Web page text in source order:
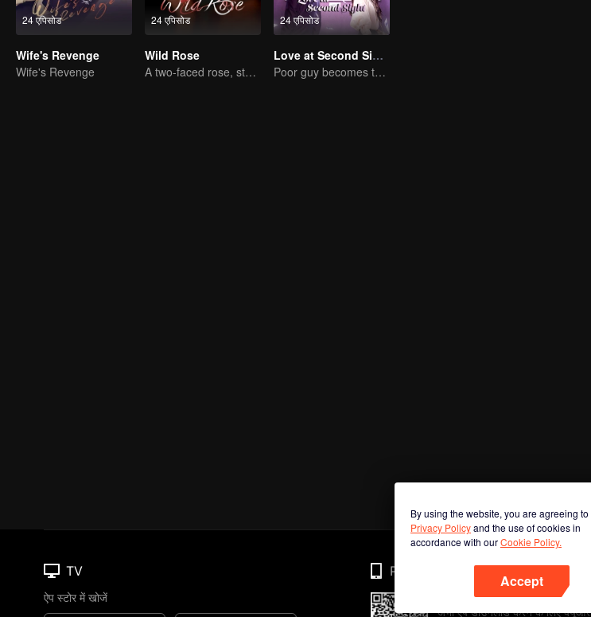
24 एपिसोड
Wife's Revenge
Wife's Revenge
24 एपिसोड
Wild Rose
A two-faced rose, stepping into the game alone
24 एपिसोड
Love at Second Sight
Poor guy becomes the domineering CEO and pursues his first love
By using the website, you are agreeing to
Privacy Policyand the use of cookies in
accordance with ourCookie Policy.
Accept
TV
ऐप स्टोर में खोजें
Phone
अभी ऐप डाउनलोड करने के लिए क्यूआर